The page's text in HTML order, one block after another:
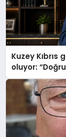
Kuzey Kıbrıs
oluyor: